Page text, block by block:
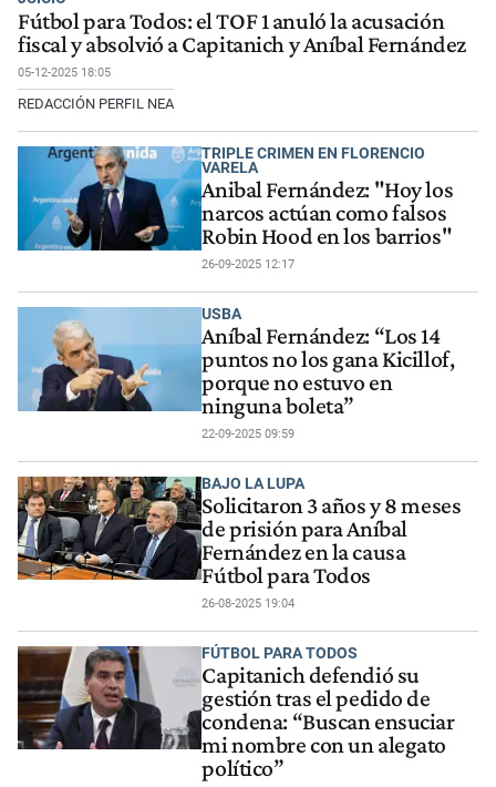
Fútbol para Todos: el TOF 1 anuló la acusación
fiscal y absolvió a Capitanich y Aníbal Fernández
05-12-2025 18:05
REDACCIÓN PERFIL NEA
TRIPLE CRIMEN EN FLORENCIO
VARELA
Anibal Fernández: "Hoy los
narcos actúan como falsos
Robin Hood en los barrios"
26-09-2025 12:17
USBA
Aníbal Fernández: “Los 14
puntos no los gana Kicillof,
porque no estuvo en
ninguna boleta”
22-09-2025 09:59
BAJO LA LUPA
Solicitaron 3 años y 8 meses
de prisión para Aníbal
Fernández en la causa
Fútbol para Todos
26-08-2025 19:04
FÚTBOL PARA TODOS
Capitanich defendió su
gestión tras el pedido de
condena: “Buscan ensuciar
mi nombre con un alegato
político”